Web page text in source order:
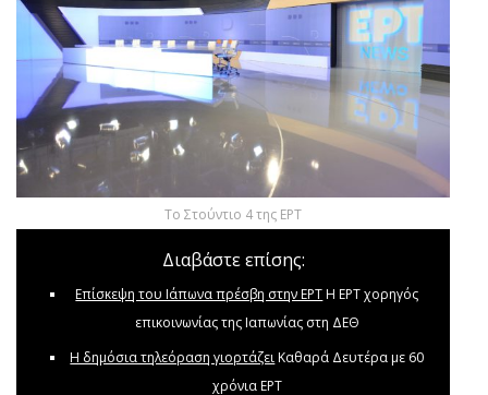
Το Στούντιο 4 της ΕΡΤ
Διαβάστε επίσης:
Επίσκεψη του Ιάπωνα πρέσβη στην ΕΡΤΗ ΕΡΤ χορηγός
επικοινωνίας της Ιαπωνίας στη ΔΕΘ
Η δημόσια τηλεόραση γιορτάζειKαθαρά Δευτέρα με 60
χρόνια ΕΡΤ